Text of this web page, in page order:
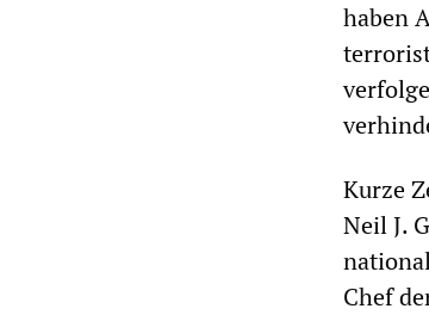
haben
Kurze
Neil J.
Chef